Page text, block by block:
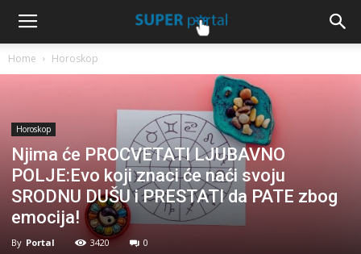
Home Horoskop
Horoskop
Njima će PROCVETATI LJUBAVNO
POLJE:Evo koji znaci će naći svoju
SRODNU DUŠU i PRESTATI da PATE zbog
emocija!
By Portal 3420 0